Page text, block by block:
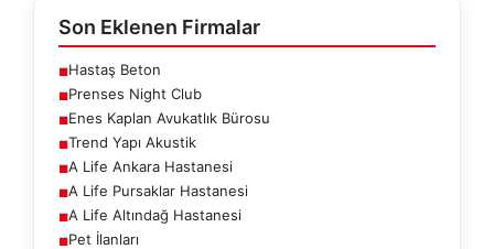
Son Eklenen Firmalar
■Hastaş Beton
■Prenses Night Club
■Enes Kaplan Avukatlık Bürosu
■Trend Yapı Akustik
■A Life Ankara Hastanesi
■A Life Pursaklar Hastanesi
■A Life Altındağ Hastanesi
■Pet İlanları